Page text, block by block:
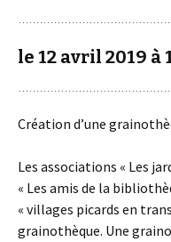
le 12 avril 2019
Création d’une
Les associations « Les
« Les amis de la
« villages picards en
grainothèque. Une